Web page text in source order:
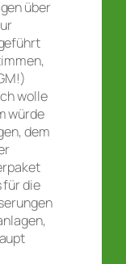
über
wolle
würde
dem
für die